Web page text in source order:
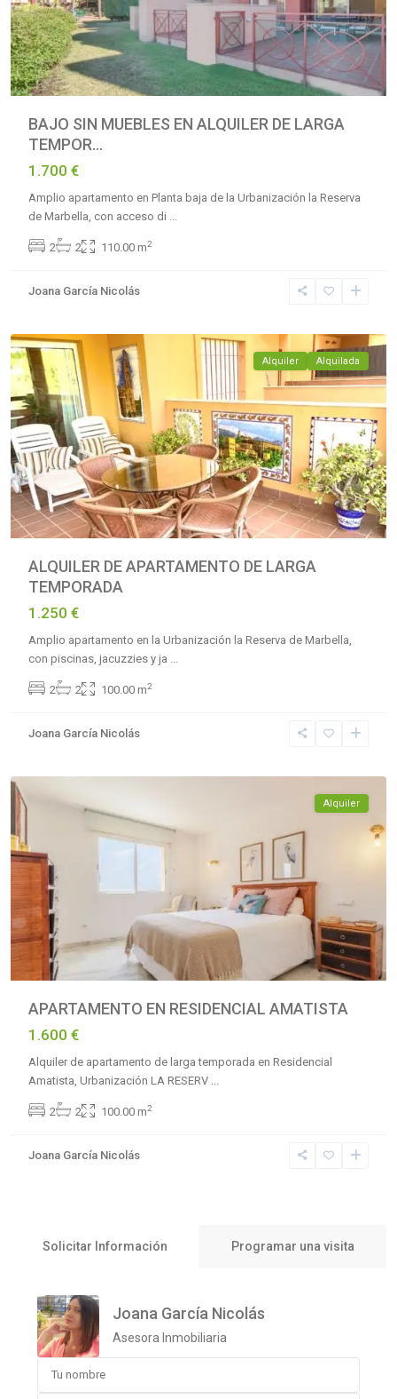
BAJO SIN MUEBLES EN ALQUILER DE LARGA
TEMPOR...
1.700 €
Amplio apartamento en Planta baja de la Urbanización la Reserva
de Marbella, con acceso di
2 2 110.00 m2
Joana García Nicolás
Reserva
Marbella,
Alquiler Alquilada
ALQUILER DE APARTAMENTO DE LARGA
TEMPORADA
1.250 €
Amplio apartamento en la Urbanización la Reserva de Marbella,
con piscinas, jacuzzies y ja
2 2 100.00 m2
Joana García Nicolás
Reserva
Marbella,
Alquiler
APARTAMENTO EN RESIDENCIAL AMATISTA
1.600 €
Alquiler de apartamento de larga temporada en Residencial
Amatista, Urbanización LA RESERV
2 2 100.00 m2
Joana García Nicolás
Solicitar Información Programar una visita
Joana García Nicolás
Asesora Inmobiliaria